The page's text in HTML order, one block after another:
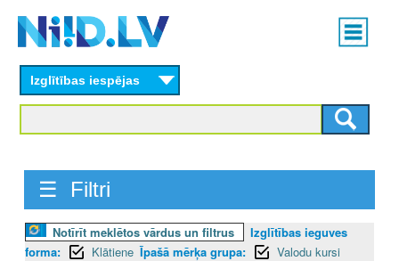
content
Main
menu
Izglītības iespējas
☰ Filtri
Notīrīt meklētos vārdus un filtrus
Izglītības ieguves
forma:
Klātiene Īpašā mērķa grupa:
Valodu kursi